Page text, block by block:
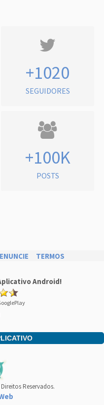
+1020
SEGUIDORES
+100K
POSTS
TERMOS
Android!
Reservados.